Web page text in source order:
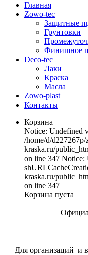
Главная
Zowo-tec
Защитные
Грунтовки
Финишное
Deco-tec
Лаки
Краска
Масла
Zowo-plast
Контакты
Корзина
Notice: Undefined
/home/d/d227267p/
kraska.ru/
on line 347 Notice:
kraska.ru/
on line 347
Корзина пуста
Для организаций и